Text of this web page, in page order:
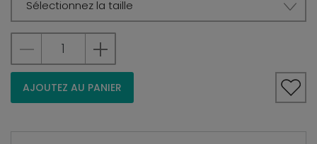
Sélectionnez la taille
AJOUTEZ AU PANIER